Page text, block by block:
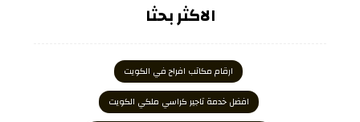
الاكثر بحثا
ارقام مكاتب افراح في الكويت
افضل خدمة تاجير كراسي ملكي الكويت